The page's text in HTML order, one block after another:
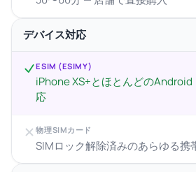
デバイス対応
ESIM (ESIMY)
iPhone XS+とほとんどの
応
物理SIMカード
SIMロック解除済みのあらゆる携